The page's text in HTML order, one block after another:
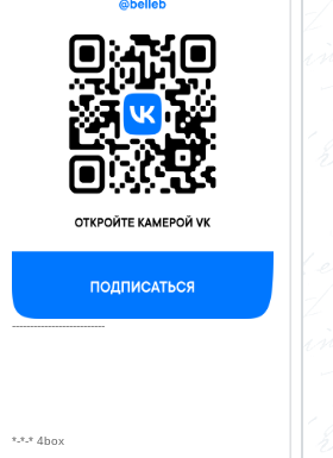
--------------------------
*-*-* 4box